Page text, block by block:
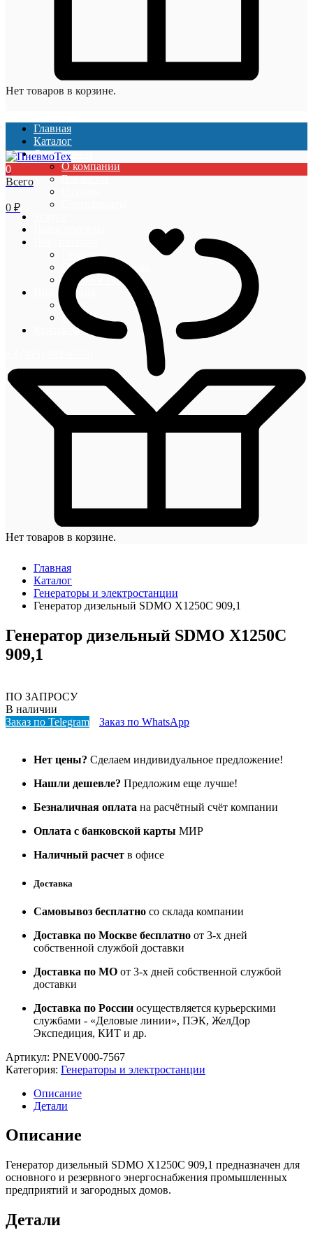
Нет товаров в корзине.
Главная
Каталог
О компании
О компании
Вакансии
Гарантии
Оплата и доставка
Акции и скидки
Информация
Блог
Новости
Контакты
0
Всего
0 ₽
Нет товаров в корзине.
Главная
Каталог
Генераторы и электростанции
Генератор дизельный SDMO X1250C 909,1
Генератор дизельный SDMO X1250C
909,1
ПО ЗАПРОСУ
В наличии
Заказ по Telegram
Заказ по WhatsApp
Нет цены? Сделаем индивидуальное предложение!
Нашли дешевле? Предложим еще лучше!
Безналичная оплата на расчётный счёт компании
Оплата с банковской карты МИР
Наличный расчет в офисе
Доставка
Самовывоз бесплатно со склада компании
Доставка по Москве бесплатно от 3-х дней
собственной службой доставки
Доставка по МО от 3-х дней собственной службой
доставки
Доставка по России осуществляется курьерскими
службами - «Деловые линии», ПЭК, ЖелДор
Экспедиция, КИТ и др.
Артикул: PNEV000-7567
Категория: Генераторы и электростанции
Описание
Детали
Описание
Генератор дизельный SDMO X1250C 909,1 предназначен для
основного и резервного энергоснабжения промышленных
предприятий и загородных домов.
Детали